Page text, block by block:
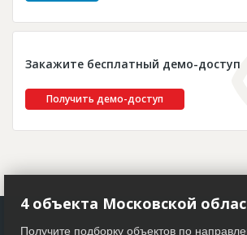
Закажите бесплатный демо-доступ
Получить демо-доступ
4 объекта Московской
Получите подборку объектов по